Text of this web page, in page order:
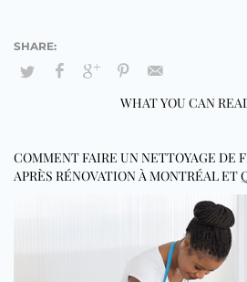
WHAT YOU CAN
COMMENT FAIRE UN NETTOYAGE DE
APRÈS RÉNOVATION À MONTRÉAL ET